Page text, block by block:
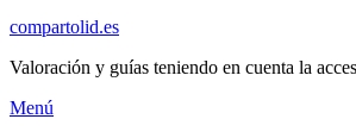
compartolid.es
Valoración y guías teniendo en cuenta la
Saltar
Menú